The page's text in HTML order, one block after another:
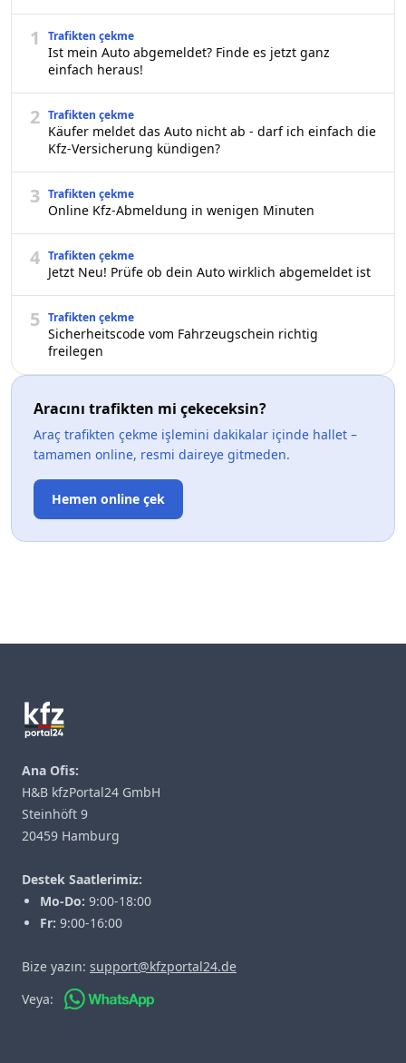
1 Trafikten çekme
Ist mein Auto abgemeldet? Finde es jetzt ganz
einfach heraus!
2 Trafikten çekme
Käufer meldet das Auto nicht ab - darf ich einfach die
Kfz-Versicherung kündigen?
3 Trafikten çekme
Online Kfz-Abmeldung in wenigen Minuten
4 Trafikten çekme
Jetzt Neu! Prüfe ob dein Auto wirklich abgemeldet ist
5 Trafikten çekme
Sicherheitscode vom Fahrzeugschein richtig
freilegen
Aracını trafikten mi çekeceksin?
Araç trafikten çekme işlemini dakikalar içinde hallet –
tamamen online, resmi daireye gitmeden.
Hemen online çek
Ana Ofis:
H&B kfzPortal24 GmbH
Steinhöft 9
20459 Hamburg
Destek Saatlerimiz:
Mo-Do: 9:00-18:00
Fr: 9:00-16:00
Bize yazın: support@kfzportal24.de
Veya: